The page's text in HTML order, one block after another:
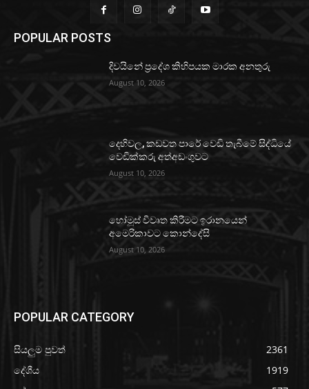
POPULAR POSTS
දිවයිනේ ප්‍රදේශ කිහිපයක මාරක අනතුරු
August 10, 2026
දෙහිවල, කඩවත පාරේ වෙඩි තැබීමේ සිද්ධියේ
වෙඩික්කරු අත්අඩංගුවට
August 10, 2026
හෝමූස් විවෘත කිරීමට ඉරානයෙන්
අමෙරිකාවට කොන්දේසි
August 10, 2026
POPULAR CATEGORY
සියලුම පුවත්
2361
දේශීය
1919